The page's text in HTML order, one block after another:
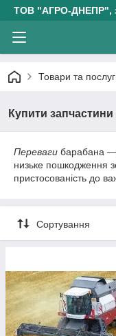
ТОВ "АГРО-ДНЕПР",
Товари та
Купити
Переваги барабана —
низьке пошкодження
пристосованість до
Сортування